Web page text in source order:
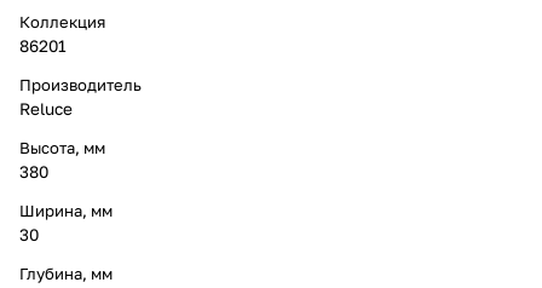
Коллекция
86201
Производитель
Reluce
Высота, мм
380
Ширина, мм
30
Глубина, мм